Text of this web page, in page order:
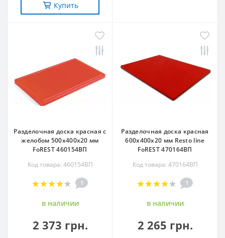
Купить
Разделочная доска красная с
желобом 500х400х20 мм
FoREST 460154ВП
Код товара: 460154ВП
1
в наличии
2 373 грн.
Разделочная доска красная
600х400х20 мм Resto line
FoREST 470164ВП
Код товара: 470164ВП
1
в наличии
2 265 грн.